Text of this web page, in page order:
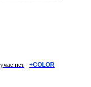
нет +COLOR